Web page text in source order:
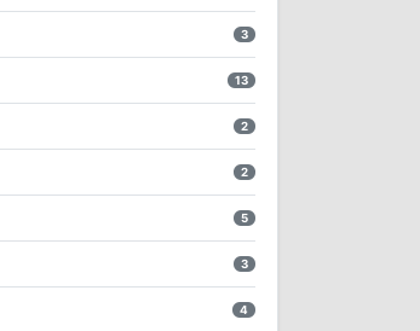
3
13
2
2
5
3
4